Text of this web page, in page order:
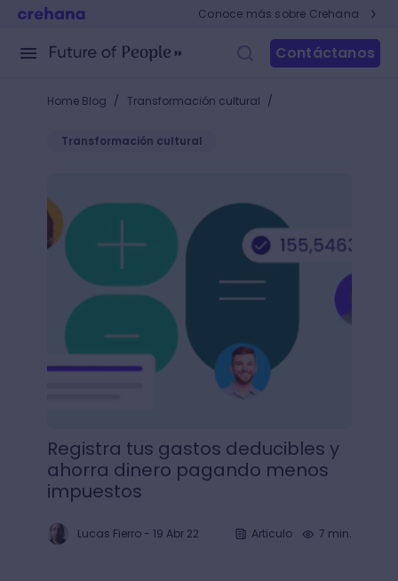
Conoce más sobre Crehana
Contáctanos
Home Blog / Transformación cultural /
Transformación cultural
Registra tus gastos deducibles y
ahorra dinero pagando menos
impuestos
Lucas Fierro- 19 Abr 22 Articulo 7 min.